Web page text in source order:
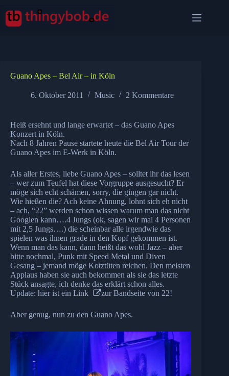
Inhalt
springen
Guano Apes – Bel Air – in Köln
6. Oktober 2011 Music 2 Kommentare
Heiß ersehnt und lange erwartet – das Guano Apes
Konzert in Köln.
Nach 8 Jahren Pause startete heute die Bel Air Tour der
Guano Apes im E-Werk in Köln.
Als aller Erstes, liebe Guano Apes – solltet ihr das lesen
– wer zum Teufel hat diese Vorgruppe ausgesucht? Er
möge sich echt schämen, sorry, die gingen gar nicht.
Wie hießen die? Ach keine Ahnung, lohnt sich eh nicht
– ach, “22” werden schon wissen warum man das nicht
Googlen kann….4 Jungs (ok, sagen wir mal 4 Personen
mit 2,5 Jungs….) die scheinbar alle irgendwie das
spielen was ihnen grade in den Kopf gekommen ist.
Wenn man das kann, dann heißt das wohl Jazz – aber
bitte nochmal, Punk mit Speed Metal und Diven
Gesang – jemand möge Kotztüten reichen. Den meisten
Applaus haben sie auch bekommen als sie das letzte
Stück ansagte, ich denke das erklärt schon alles.
Update: hier ist ein Link zur Bandseite von 22!
Aber genug, nun zu den Guano Apes.